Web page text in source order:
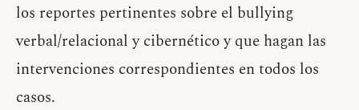
los reportes pertinentes sobre el bullying
verbal/relacional y cibernético y que hagan las
intervenciones correspondientes en todos los
casos.